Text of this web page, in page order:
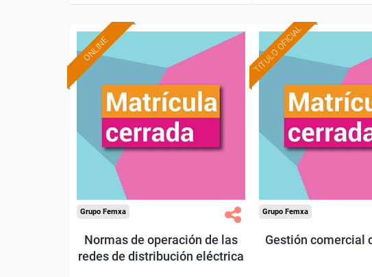
ONLINE
Grupo Femxa
Normas de operación de las
redes de distribución eléctrica
TITULO OFICIAL
Grupo Femxa
Gestión comercial